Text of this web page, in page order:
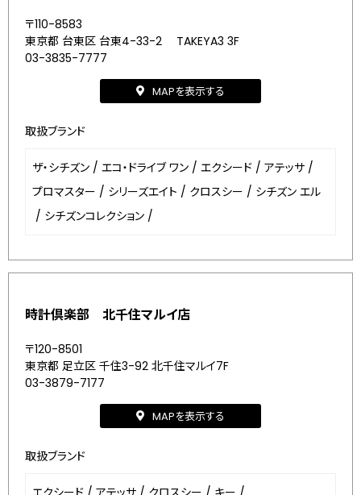
〒110-8583
東京都 台東区 台東4-33-2 TAKEYA3 3F
03-3835-7777
MAPを表示する
取扱ブランド
ザ・シチズン / エコ・ドライブ ワン / エクシード / アテッサ /
プロマスター / シリーズエイト / クロスシー / シチズン エル
/ シチズンコレクション /
時計倶楽部 北千住マルイ店
〒120-8501
東京都 足立区 千住3-92 北千住マルイ7F
03-3879-7177
MAPを表示する
取扱ブランド